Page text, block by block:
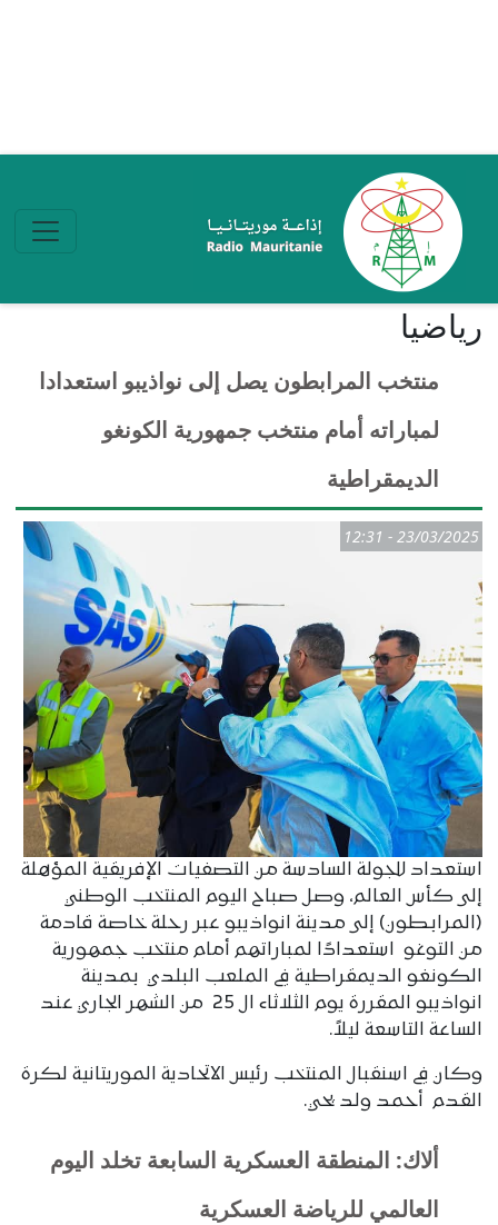
ریاضیا
منتخب المرابطون يصل إلى نواذيبو استعدادا
لمباراته أمام منتخب جمهورية الكونغو
الديمقراطية
23/03/2025 - 12:31
استعداد للجولة السادسة من التصفيات الإفريقية المؤهلة
إلى كأس العالم، وصل صباح اليوم المنتخب الوطني
(المرابطون) إلى مدينة انواذيبو عبر رحلة خاصة قادمة
من التوغو استعدادًا لمباراتهم أمام منتخب جمهورية
الكونغو الديمقراطية في الملعب البلدي بمدينة
انواذيبو المقررة يوم الثلاثاء ال 25 من الشهر الجاري عند
الساعة التاسعة ليلاً.
وكان في اسنقبال المنتخب رئيس الاتحادية الموريتانية لكرة
القدم أحمد ولد يحي.
ألاك: المنطقة العسكرية السابعة تخلد اليوم
العالمي للرياضة العسكرية